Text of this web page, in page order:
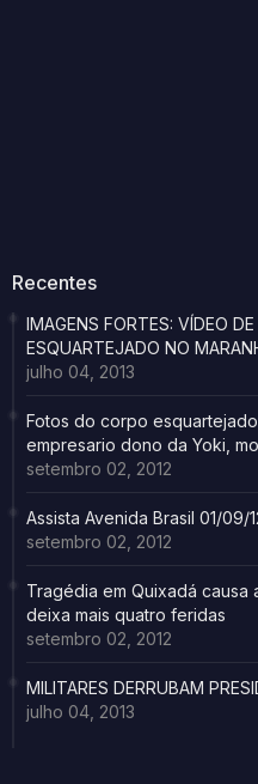
Recentes
IMAGENS FORTES: VÍDEO
ESQUARTEJADO NO
julho 04, 2013
Fotos do corpo
empresario dono da Yoki,
setembro 02, 2012
Assista Avenida Brasil 01/09/
setembro 02, 2012
Tragédia em Quixadá
deixa mais quatro feridas
setembro 02, 2012
MILITARES DERRUBAM
julho 04, 2013